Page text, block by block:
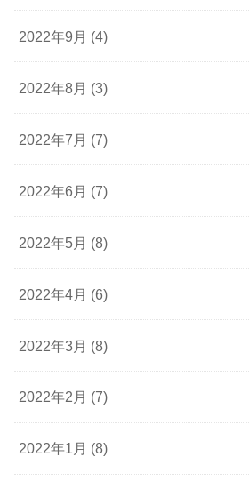
2022年9月 (4)
2022年8月 (3)
2022年7月 (7)
2022年6月 (7)
2022年5月 (8)
2022年4月 (6)
2022年3月 (8)
2022年2月 (7)
2022年1月 (8)